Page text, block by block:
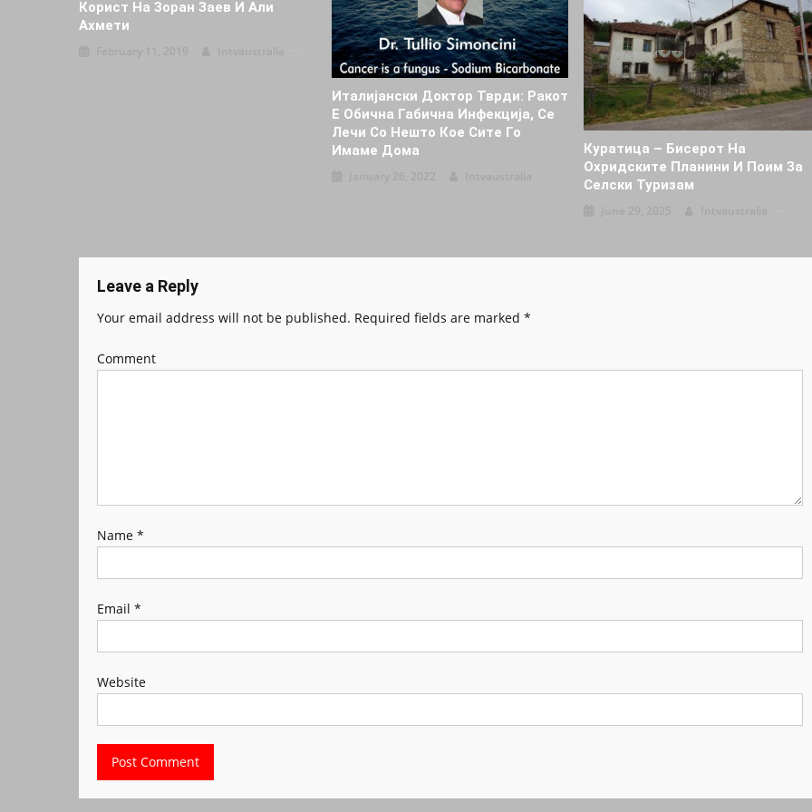
Корист На Зоран Заев И Али
Ахмети
Италијански Доктор Тврди: Ракот
Е Обична Габична Инфекција, Се
Лечи Со Нешто Кое Сите Го
Имаме Дома
Куратица – Бисерот На
Охридските Планини И Поим За
Селски Туризам
Leave a Reply
Your email address will not be published. Required fields are marked *
Comment
Name *
Email *
Website